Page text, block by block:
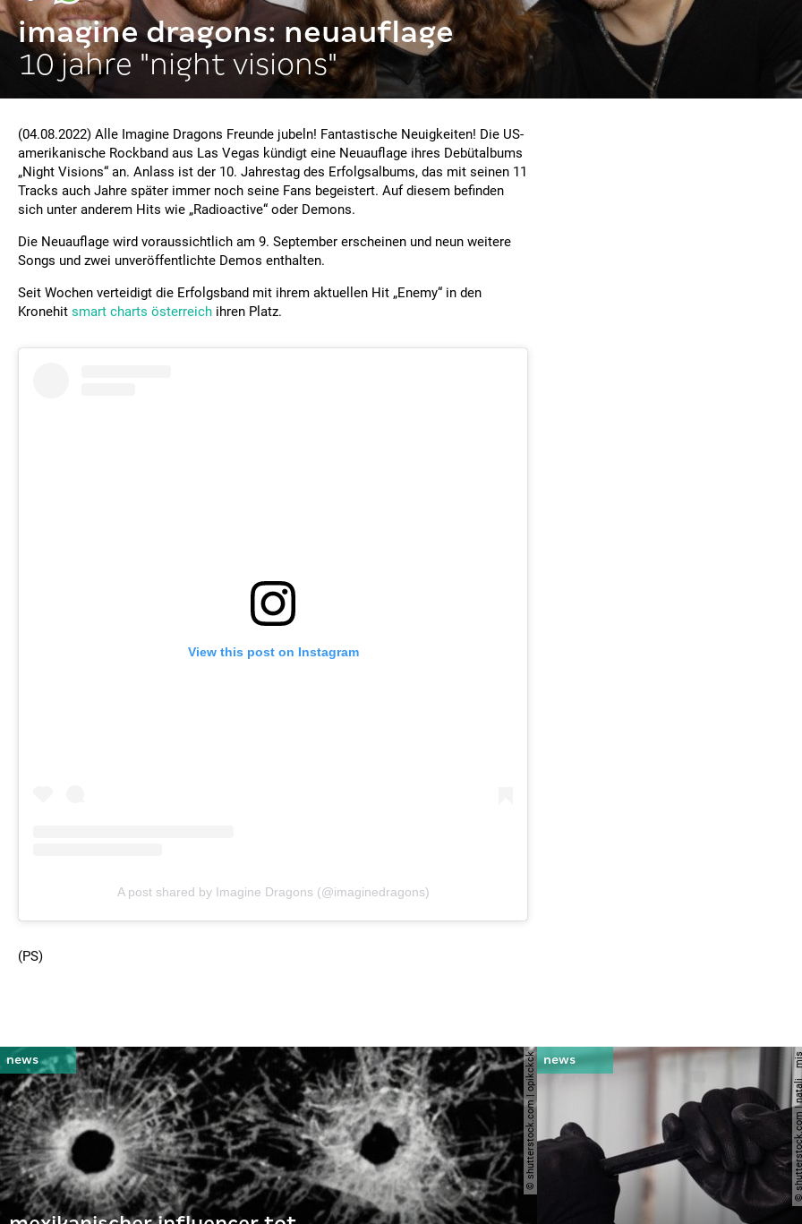
imagine dragons: neuauflage
10 jahre "night visions"
(04.08.2022) Alle Imagine Dragons Freunde jubeln! Fantastische Neuigkeiten! Die US-
amerikanische Rockband aus Las Vegas kündigt eine Neuauflage ihres Debütalbums
„Night Visions“ an. Anlass ist der 10. Jahrestag des Erfolgsalbums, das mit seinen 11
Tracks auch Jahre später immer noch seine Fans begeistert. Auf diesem befinden
sich unter anderem Hits wie „Radioactive“ oder Demons.
Die Neuauflage wird voraussichtlich am 9. September erscheinen und neun weitere
Songs und zwei unveröffentlichte Demos enthalten.
Seit Wochen verteidigt die Erfolgsband mit ihrem aktuellen Hit „Enemy“ in den
Kronehit smart charts österreich ihren Platz.
View this post on Instagram
A post shared by Imagine Dragons (@imaginedragons)
(PS)
© shutterstock.com | opikckck ©